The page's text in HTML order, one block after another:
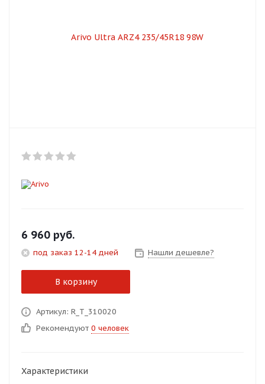
6 960 руб.
под заказ 12-14 дней Нашли дешевле?
В корзину
Артикул: R_T_310020
Рекомендуют 0 человек
Характеристики
Оплачивайте сегодня только
Оставшиеся 75
% будут
списыватьсяс вашей карты
25%каждые 2 недели